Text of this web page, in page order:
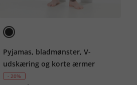
Pyjamas, bladmønster, V-
udskæring og korte ærmer
- 20%